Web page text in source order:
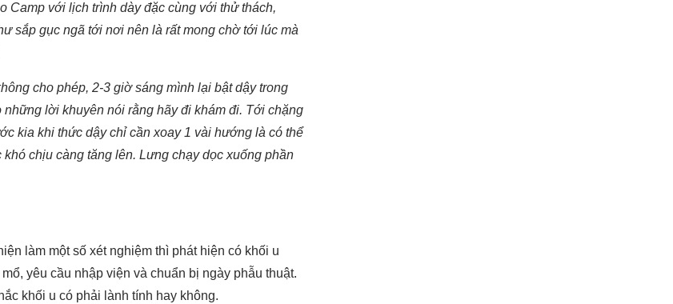
Camp với lịch trình dày đặc cùng với thử thách,
sắp gục ngã tới nơi nên là rất mong chờ tới lúc mà
cho phép, 2-3 giờ sáng mình lại bật dậy trong
lời khuyên nói rằng hãy đi khám đi. Tới chặng
kia khi thức dậy chỉ cần xoay 1 vài hướng là có thể
chịu càng tăng lên. Lưng chạy dọc xuống phần
làm một số xét nghiệm thì phát hiện có khối u
yêu cầu nhập viện và chuẩn bị ngày phẫu thuật.
khối u có phải lành tính hay không.